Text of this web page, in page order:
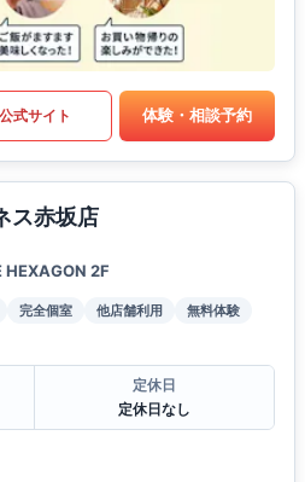
公式サイト 体験・相談予約
ス赤坂店
2F
完全個室 他店舗利用
無料体験
定休日
定休日なし